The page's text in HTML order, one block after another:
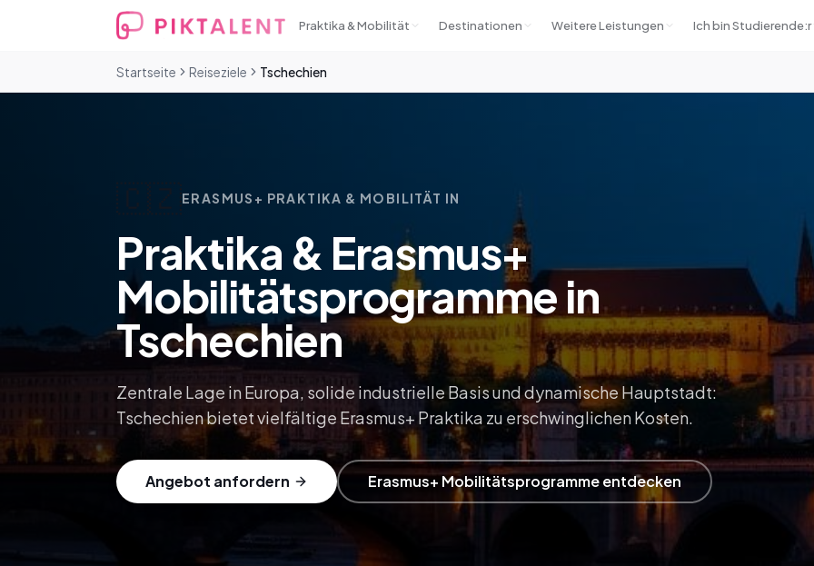
Praktika & Mobilität Destinationen Weitere Leistungen Ich bin Studierende:r
Startseite Reiseziele Tschechien
ERASMUS+ PRAKTIKA & MOBILITÄT IN
Praktika & Erasmus+
Mobilitätsprogramme in
Tschechien
Zentrale Lage in Europa, solide industrielle Basis und dynamische Hauptstadt:
Tschechien bietet vielfältige Erasmus+ Praktika zu erschwinglichen Kosten.
Angebot anfordern Erasmus+ Mobilitätsprogramme entdecken